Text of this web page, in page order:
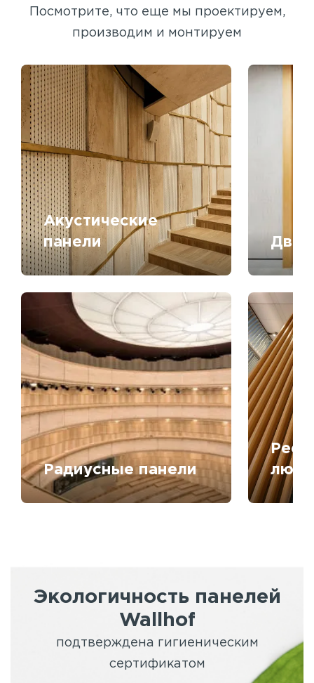
Посмотрите, что еще мы проектируем,
производим и монтируем
Акустические
панели
Радиусные панели
Экологичность панелей
Wallhof
подтверждена гигиеническим
сертификатом